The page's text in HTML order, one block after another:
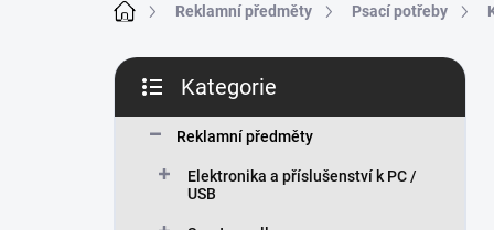
Domů Reklamní předměty Psací potřeby
P
s
kategorie
Kategorie
Reklamní předměty
Elektronika a příslušenství k PC /
USB